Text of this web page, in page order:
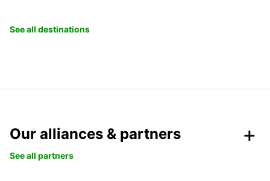
See all destinations
Our alliances & partners
See all partners